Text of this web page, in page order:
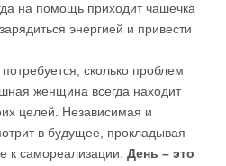
на помощь приходит чашечка
энергией и привести
сколько проблем
женщина всегда находит
целей. Независимая и
в будущее, прокладывая
к самореализации. День – это